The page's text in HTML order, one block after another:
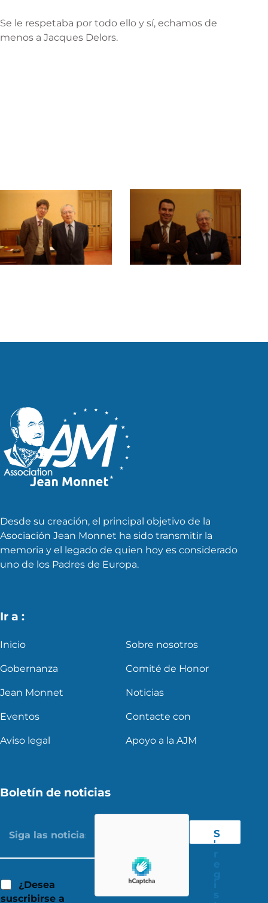
Se le respetaba por todo ello y sí, echamos de
menos a Jacques Delors.
Desde su creación, el principal objetivo de la
Asociación Jean Monnet ha sido transmitir la
memoria y el legado de quien hoy es considerado
uno de los Padres de Europa.
Ir a :
Inicio Sobre nosotros
Gobernanza Comité de Honor
Jean Monnet Noticias
Eventos Contacte con
Aviso legal Apoyo a la AJM
Boletín de noticias
¿Desea
suscribirse a
S
'